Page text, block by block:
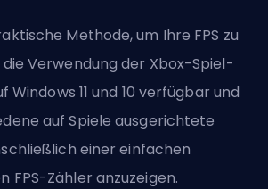
Methode, um Ihre FPS zu
Verwendung der Xbox-Spiel-
Windows 11 und 10 verfügbar und
auf Spiele ausgerichtete
einer einfachen
FPS-Zähler anzuzeigen.